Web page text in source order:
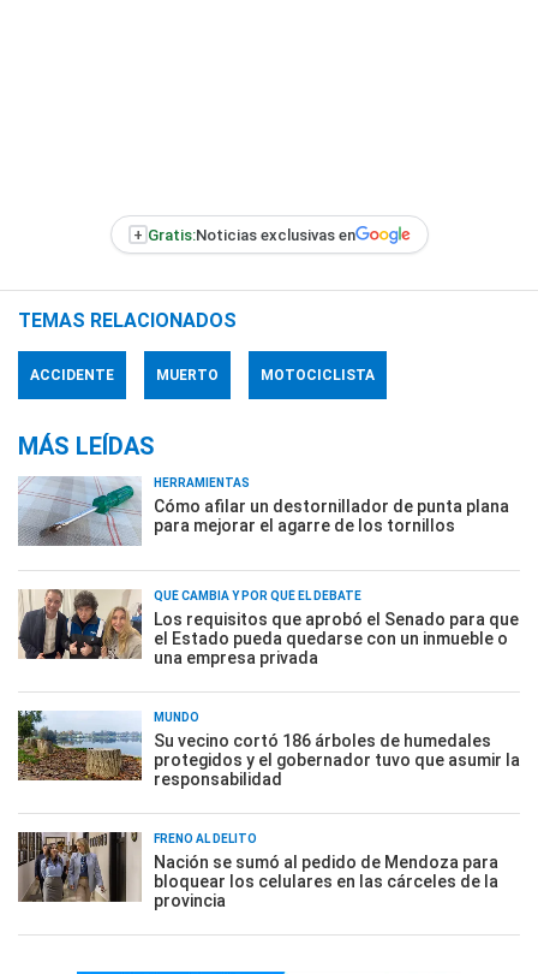
+ Gratis:Noticias exclusivas en
TEMAS RELACIONADOS
ACCIDENTE MUERTO MOTOCICLISTA
MÁS LEÍDAS
HERRAMIENTAS
Cómo afilar un destornillador de punta plana
para mejorar el agarre de los tornillos
QUÉ CAMBIA Y POR QUÉ EL DEBATE
Los requisitos que aprobó el Senado para que
el Estado pueda quedarse con un inmueble o
una empresa privada
MUNDO
Su vecino cortó 186 árboles de humedales
protegidos y el gobernador tuvo que asumir la
responsabilidad
FRENO AL DELITO
Nación se sumó al pedido de Mendoza para
bloquear los celulares en las cárceles de la
provincia